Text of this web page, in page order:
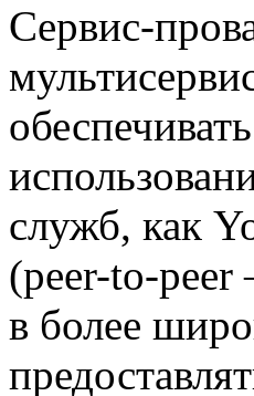
Сервис-
служб, как
(peer-to-peer
в более